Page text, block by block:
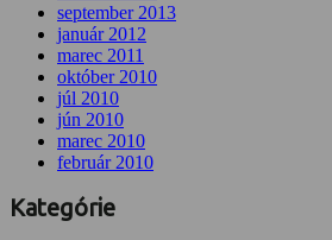
september 2013
január 2012
marec 2011
október 2010
júl 2010
jún 2010
marec 2010
február 2010
Kategórie